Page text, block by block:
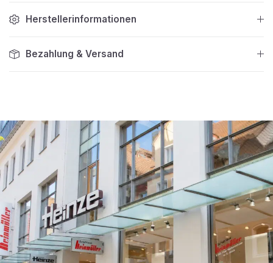
Herstellerinformationen
Bezahlung & Versand